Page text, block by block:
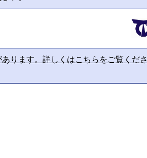
ります。詳しくはこちらをご覧くださ